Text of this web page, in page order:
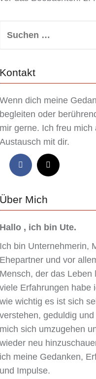
nach:
Kontakt
Wenn dich meine
begleiten oder
mir gerne. Ich freu mich
Austausch mit dir.
Über Mich
Hallo , ich bin Ute.
Ich bin Unternehmerin,
Ehepartner und vor
Mensch, der das Leben
viele Erfahrungen habe
wie wichtig es ist sich
verstehen, geduldig
mich sich umzugehen
wieder neu
ich meine Gedanken,
und Impulse.